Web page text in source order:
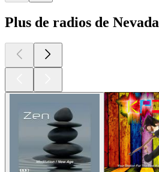
Plus de radios de Nevada